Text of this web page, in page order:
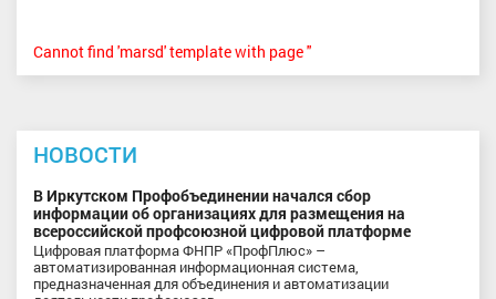
Cannot find 'marsd' template with page ''
НОВОСТИ
В Иркутском Профобъединении начался сбор
информации об организациях для размещения на
всероссийской профсоюзной цифровой платформе
Цифровая платформа ФНПР «ПрофПлюс» –
автоматизированная информационная система,
предназначенная для объединения и автоматизации